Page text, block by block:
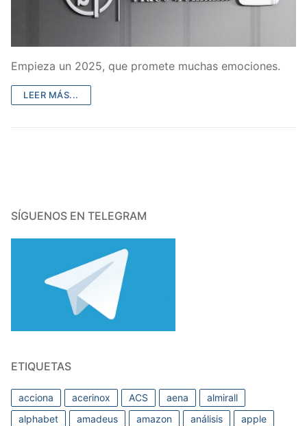
Empieza un 2025, que promete muchas emociones.
LEER MÁS...
SÍGUENOS EN TELEGRAM
ETIQUETAS
acciona acerinox ACS aena
almirall
alphabet
amadeus amazon análisis
apple